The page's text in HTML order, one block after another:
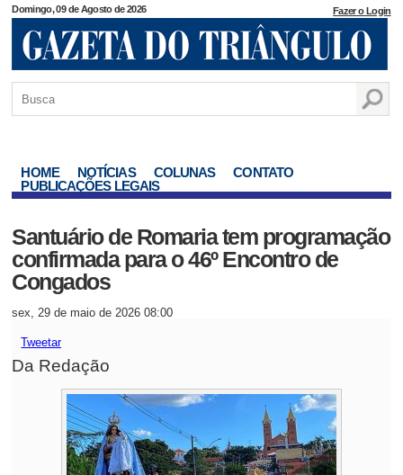
Domingo, 09 de Agosto de 2026 Fazer o Login
HOME NOTÍCIAS COLUNAS
CONTATO
PUBLICAÇÕES LEGAIS
Santuário de Romaria tem programação
confirmada para o 46º Encontro de
Congados
sex, 29 de maio de 2026 08:00
Tweetar
Da Redação